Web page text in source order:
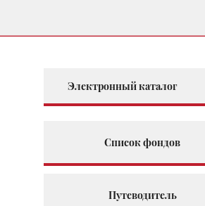
Электронный каталог
Список фондов
Путеводитель